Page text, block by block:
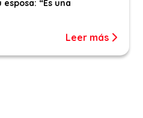
“Es una
Leer más